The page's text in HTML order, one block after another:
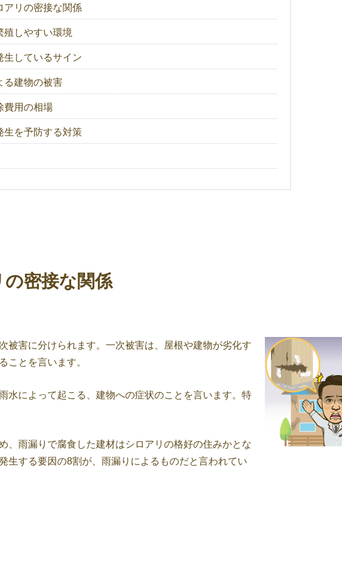
アリの密接な関係
殖しやすい環境
生しているサイン
る建物の被害
費用の相場
生を予防する対策
密接な関係
被害に分けられます。一次被害は、屋根や建物が劣化す
ことを言います。
水によって起こる、建物への症状のことを言います。特
、雨漏りで腐食した建材はシロアリの格好の住みかとな
生する要因の8割が、雨漏りによるものだと言われてい